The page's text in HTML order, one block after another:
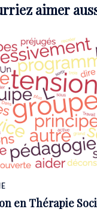
aimer
en Thérapie